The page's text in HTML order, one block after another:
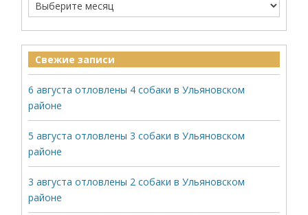
Свежие записи
6 августа отловлены 4 собаки в Ульяновском
районе
5 августа отловлены 3 собаки в Ульяновском
районе
3 августа отловлены 2 собаки в Ульяновском
районе